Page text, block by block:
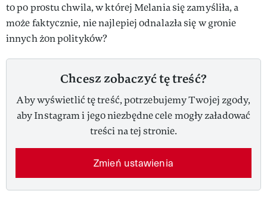
to po prostu chwila, w której Melania się zamyśliła, a
może faktycznie, nie najlepiej odnalazła się w gronie
innych żon polityków?
Chcesz zobaczyć tę treść?
Aby wyświetlić tę treść, potrzebujemy Twojej zgody,
aby Instagram i jego niezbędne cele mogły załadować
treści na tej stronie.
Zmień ustawienia